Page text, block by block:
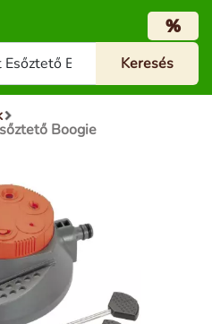
%
Boogie